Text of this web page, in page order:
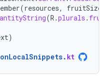
(resources, fruitSize
(R .plurals .
)
. kt